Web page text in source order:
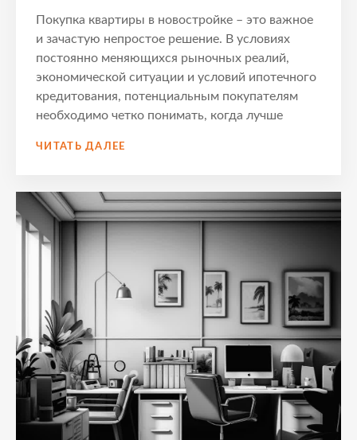
Покупка квартиры в новостройке – это важное
и зачастую непростое решение. В условиях
постоянно меняющихся рыночных реалий,
экономической ситуации и условий ипотечного
кредитования, потенциальным покупателям
необходимо четко понимать, когда лучше
ЧИТАТЬ ДАЛЕЕ
ПОКУПКИ
В
СОВЕТЫ
ПО
ИПОТЕКЕ